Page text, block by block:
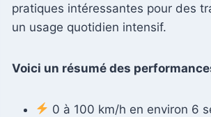
pratiques intéressantes pour des
un usage quotidien intensif.
Voici un résumé des
0 à 100 km/h en environ 6